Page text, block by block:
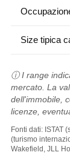
Size tipica
ⓘ I range
mercato. La
dell'immobile,
licenze,
Fonti dati: ISTAT
(turismo
Wakefield, JLL